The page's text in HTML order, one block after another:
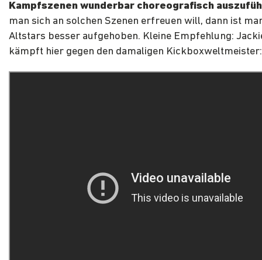
Kampfszenen wunderbar choreografisch
man sich an solchen Szenen erfreuen will, dann ist
Altstars besser aufgehoben. Kleine Empfehlung:
kämpft hier gegen den damaligen Kickboxweltmeister: